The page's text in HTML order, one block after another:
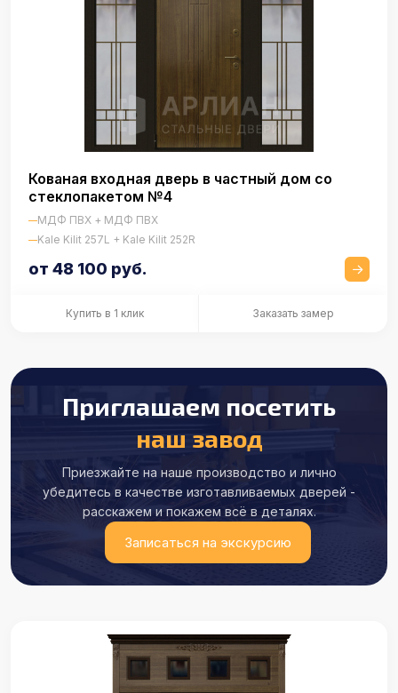
Кованая входная дверь в частный дом со
стеклопакетом №4
МДФ ПВХ + МДФ ПВХ
Kale Kilit 257L + Kale Kilit 252R
от 48 100 руб.
Купить в 1 клик Заказать замер
Приглашаем посетить
наш завод
Приезжайте на наше производство и лично
убедитесь в качестве изготавливаемых дверей -
расскажем и покажем всё в деталях.
Записаться на экскурсию